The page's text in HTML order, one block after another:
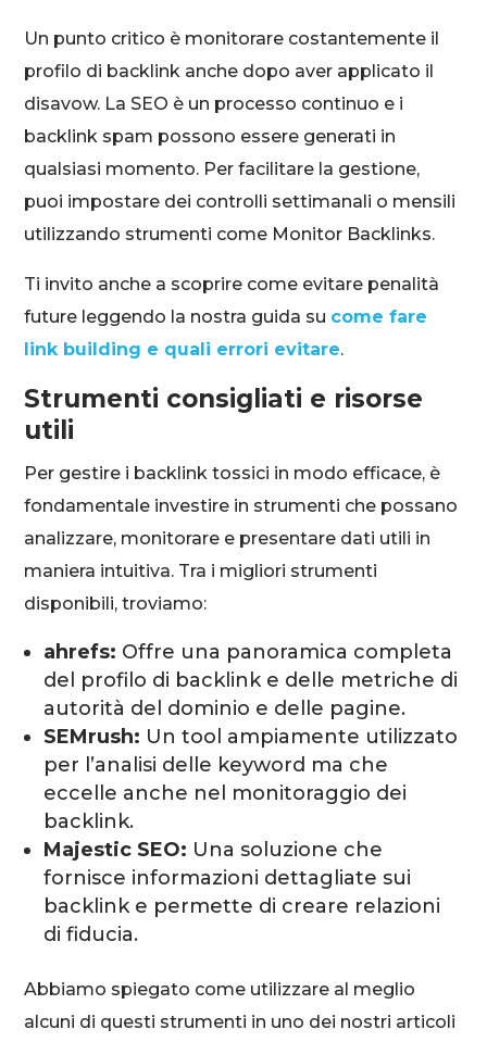
Un punto critico è monitorare costantemente il
profilo di backlink anche dopo aver applicato il
disavow. La SEO è un processo continuo e i
backlink spam possono essere generati in
qualsiasi momento. Per facilitare la gestione,
puoi impostare dei controlli settimanali o mensili
utilizzando strumenti come Monitor Backlinks.
Ti invito anche a scoprire come evitare penalità
future leggendo la nostra guida su come fare
link building e quali errori evitare.
Strumenti consigliati e risorse
utili
Per gestire i backlink tossici in modo efficace, è
fondamentale investire in strumenti che possano
analizzare, monitorare e presentare dati utili in
maniera intuitiva. Tra i migliori strumenti
disponibili, troviamo:
ahrefs: Offre una panoramica completa
del profilo di backlink e delle metriche di
autorità del dominio e delle pagine.
SEMrush: Un tool ampiamente utilizzato
per l’analisi delle keyword ma che
eccelle anche nel monitoraggio dei
backlink.
Majestic SEO: Una soluzione che
fornisce informazioni dettagliate sui
backlink e permette di creare relazioni
di fiducia.
Abbiamo spiegato come utilizzare al meglio
alcuni di questi strumenti in uno dei nostri articoli